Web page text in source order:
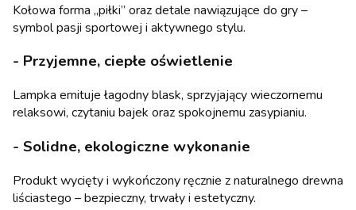
Kołowa forma „piłki” oraz detale nawiązujące do gry –
symbol pasji sportowej i aktywnego stylu.
- Przyjemne, ciepłe oświetlenie
Lampka emituje łagodny blask, sprzyjający wieczornemu
relaksowi, czytaniu bajek oraz spokojnemu zasypianiu.
- Solidne, ekologiczne wykonanie
Produkt wycięty i wykończony ręcznie z naturalnego drewna
liściastego – bezpieczny, trwały i estetyczny.